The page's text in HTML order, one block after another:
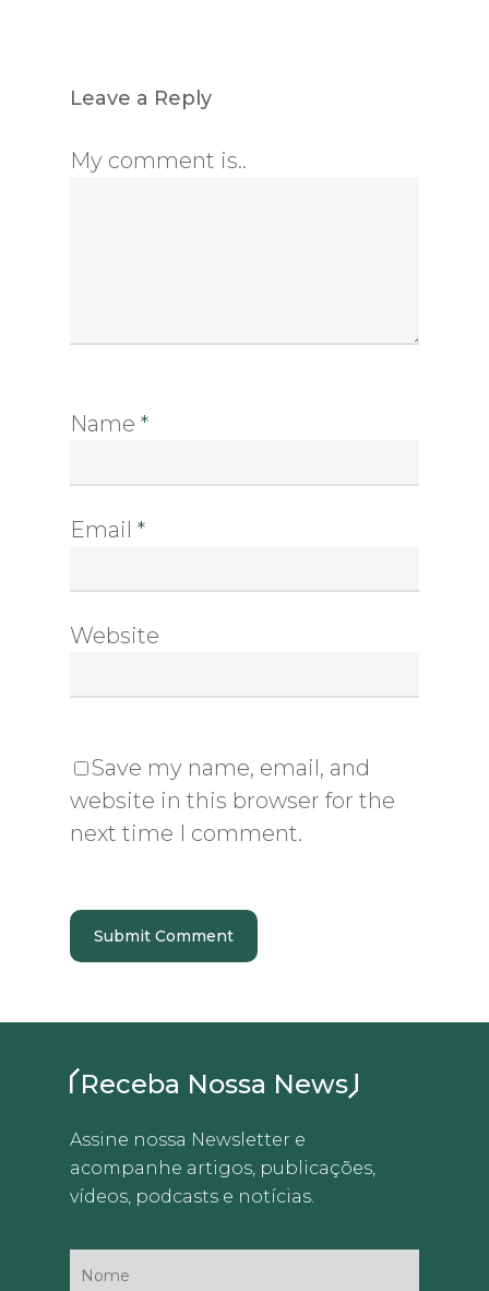
Leave a Reply
My comment is..
Name *
Email *
Website
Save my name, email, and
website in this browser for the
next time I comment.
Receba Nossa News
Assine nossa Newsletter e
acompanhe artigos, publicações,
vídeos, podcasts e notícias.